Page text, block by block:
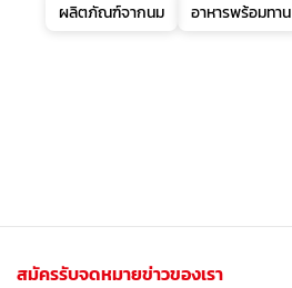
ผลิตภัณฑ์จากนม
อาหารพร้อมทาน
สมัครรับจดหมายข่าวของเรา